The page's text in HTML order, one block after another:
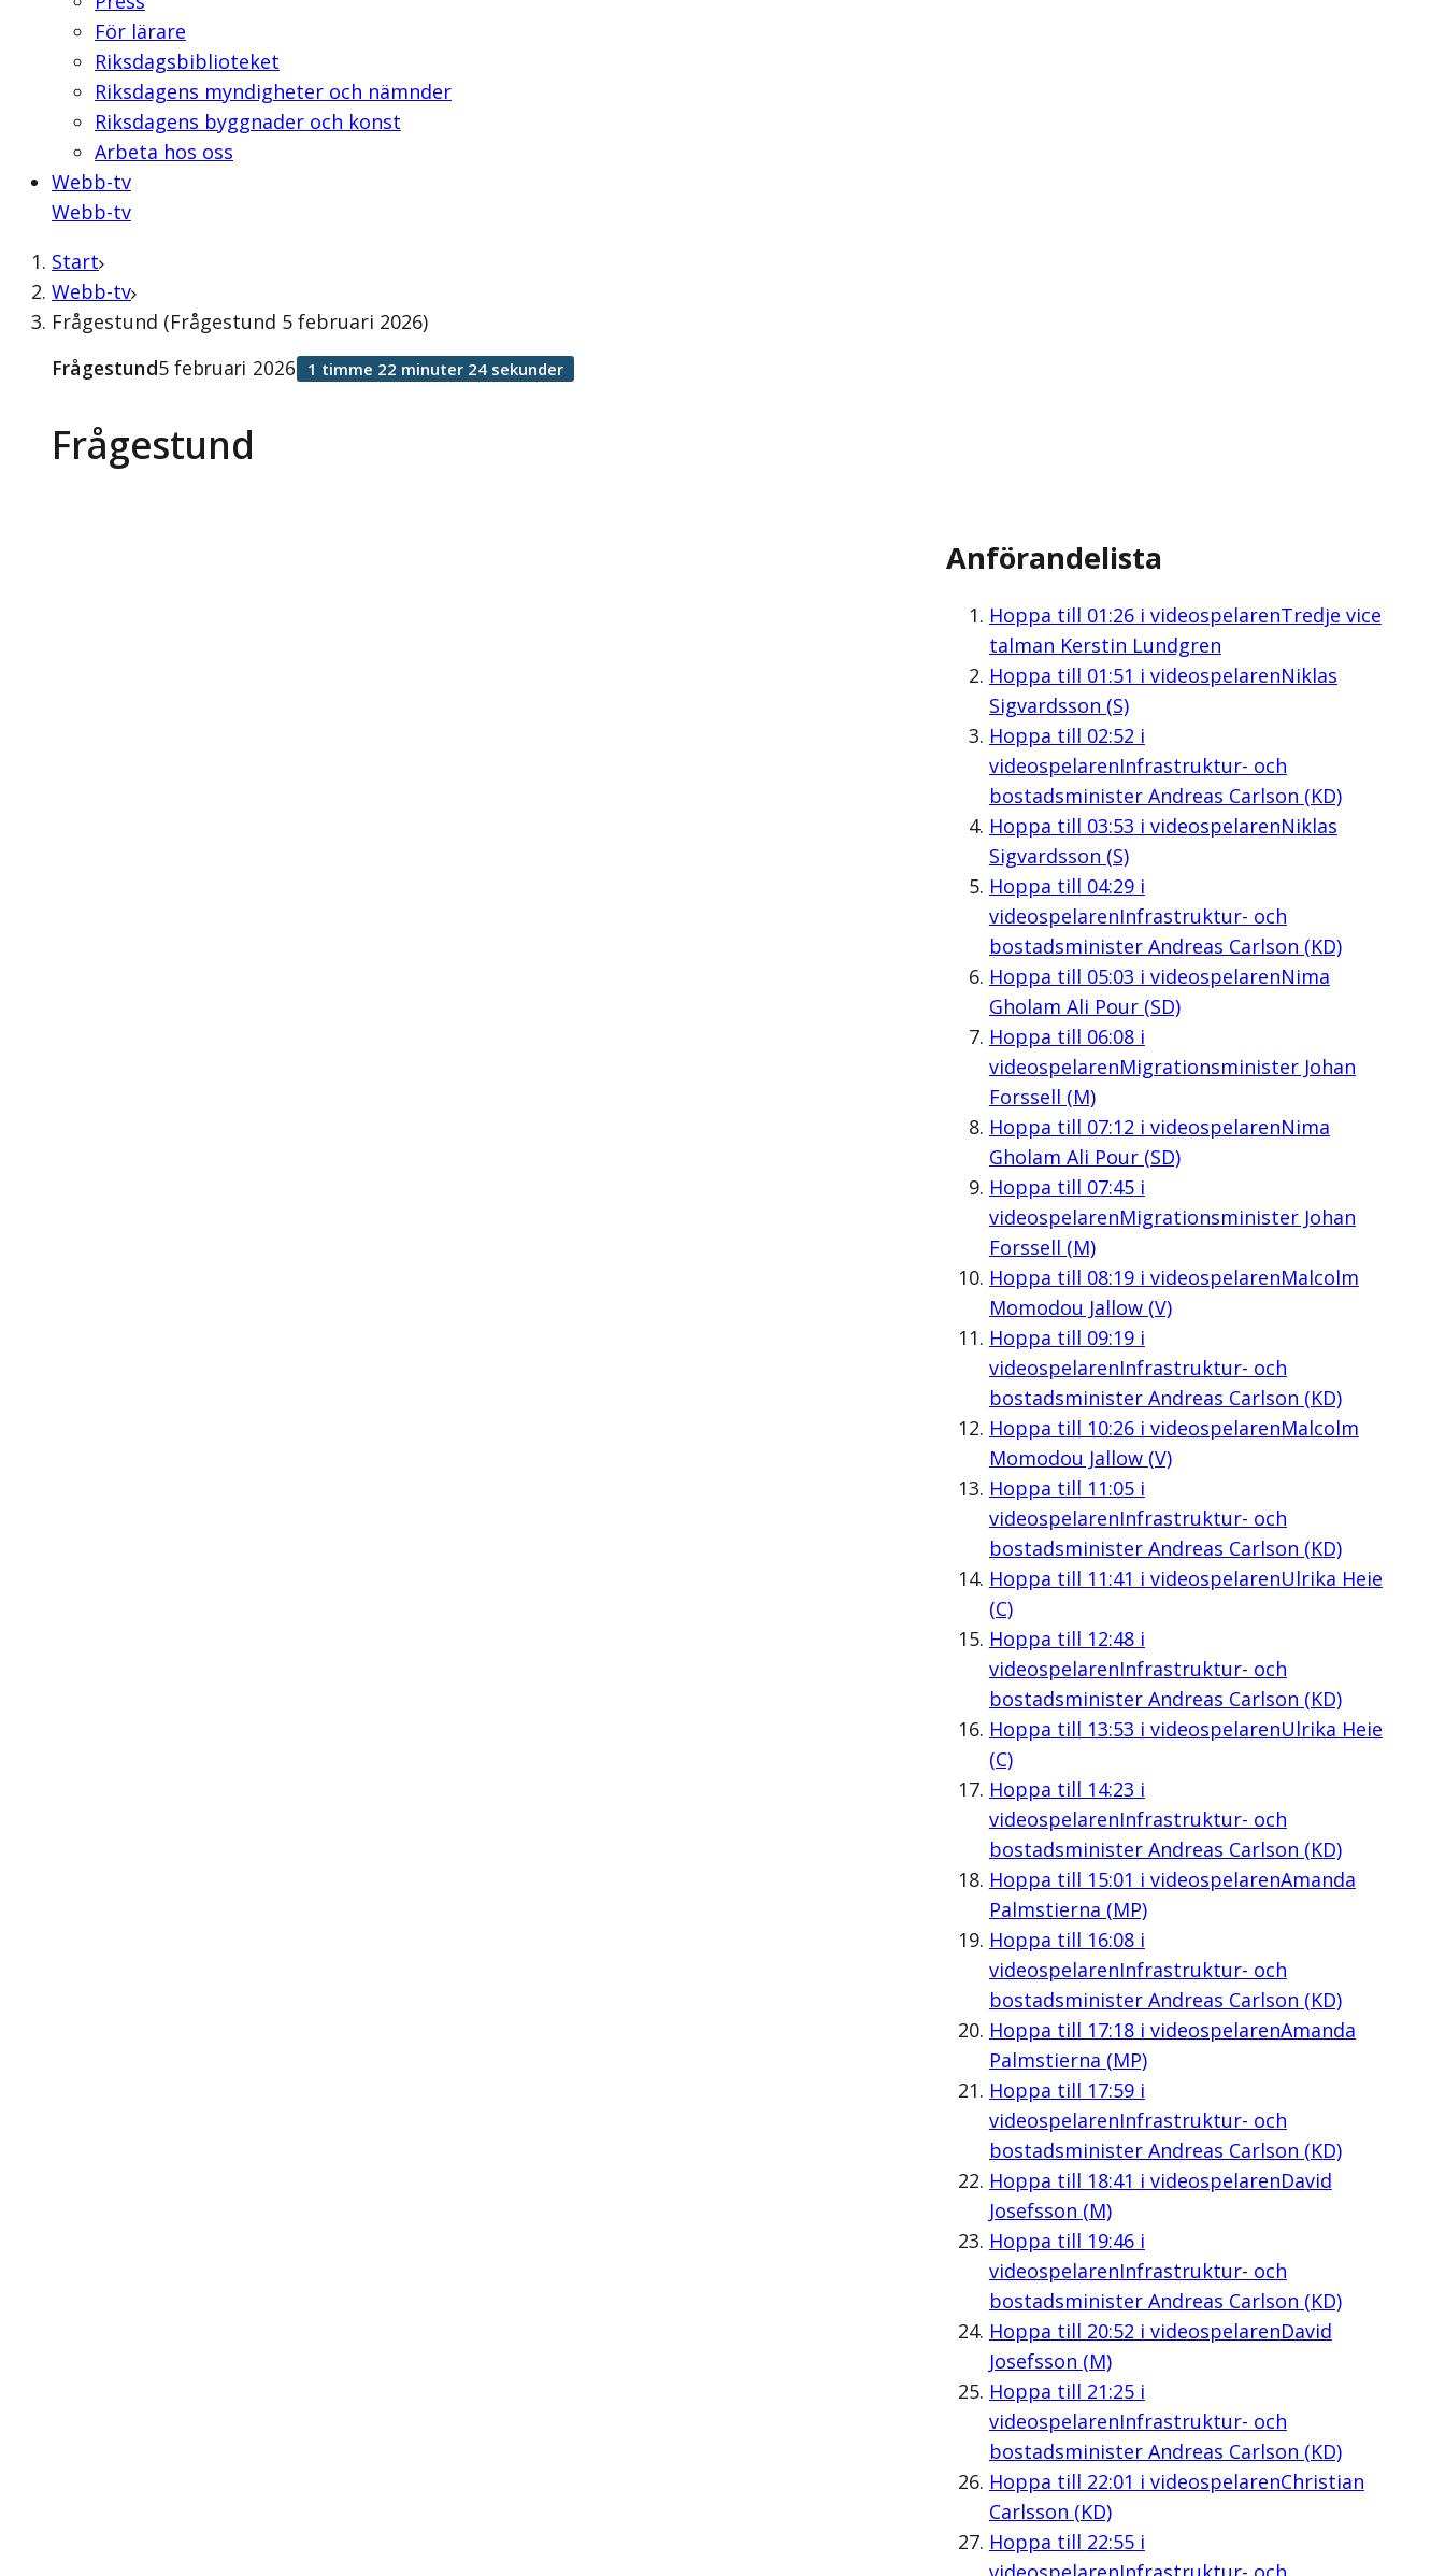
För lärare
Riksdagsbiblioteket
Riksdagens myndigheter och nämnder
Riksdagens byggnader och konst
Arbeta hos oss
Webb-tv
Webb-tv
Start
Webb-tv
Frågestund (Frågestund 5 februari 2026)
Frågestund
Frågestund5 februari 2026 1 timme 22 minuter 24 sekunder
Anförandelista
Hoppa till 01:26i videospelarenTredje vice
talman Kerstin Lundgren
Hoppa till 01:51 i videospelarenNiklas
Sigvardsson (S)
Hoppa till 02:52 i
videospelarenInfrastruktur- och
bostadsminister Andreas Carlson (KD)
Hoppa till 03:53 i videospelarenNiklas
Sigvardsson (S)
Hoppa till 04:29i
videospelarenInfrastruktur- och
bostadsminister Andreas Carlson (KD)
Hoppa till 05:03 i videospelarenNima
Gholam Ali Pour (SD)
Hoppa till 06:08i
videospelarenMigrationsminister Johan
Forssell (M)
Hoppa till 07:12 i videospelarenNima
Gholam Ali Pour (SD)
Hoppa till 07:45i
videospelarenMigrationsminister Johan
Forssell (M)
Hoppa till 08:19i videospelarenMalcolm
Momodou Jallow (V)
Hoppa till 09:19i
videospelarenInfrastruktur- och
bostadsminister Andreas Carlson (KD)
Hoppa till 10:26i videospelarenMalcolm
Momodou Jallow (V)
Hoppa till 11:05i
videospelarenInfrastruktur- och
bostadsminister Andreas Carlson (KD)
Hoppa till 11:41 i videospelarenUlrika Heie
(C)
Hoppa till 12:48i
videospelarenInfrastruktur- och
bostadsminister Andreas Carlson (KD)
Hoppa till 13:53 i videospelarenUlrika Heie
(C)
Hoppa till 14:23 i
videospelarenInfrastruktur- och
bostadsminister Andreas Carlson (KD)
Hoppa till 15:01 i videospelarenAmanda
Palmstierna (MP)
Hoppa till 16:08i
videospelarenInfrastruktur- och
bostadsminister Andreas Carlson (KD)
Hoppa till 17:18i videospelarenAmanda
Palmstierna (MP)
Hoppa till 17:59i
videospelarenInfrastruktur- och
bostadsminister Andreas Carlson (KD)
Hoppa till 18:41 i videospelarenDavid
Josefsson (M)
Hoppa till 19:46i
videospelarenInfrastruktur- och
bostadsminister Andreas Carlson (KD)
Hoppa till 20:52 i videospelarenDavid
Josefsson (M)
Hoppa till 21:25i
videospelarenInfrastruktur- och
bostadsminister Andreas Carlson (KD)
Hoppa till 22:01 i videospelarenChristian
Carlsson (KD)
Hoppa till 22:55i